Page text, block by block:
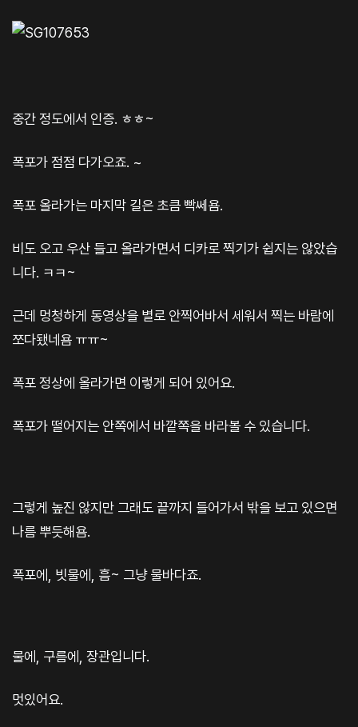
중간 정도에서 인증. ㅎㅎ~
폭포가 점점 다가오죠. ~
폭포 올라가는 마지막 길은 초큼 빡쎄욤.
비도 오고 우산 들고 올라가면서 디카로 찍기가 쉽지는 않았습
니다. ㅋㅋ~
근데 멍청하게 동영상을 별로 안찍어바서 세워서 찍는 바람에
쪼다됐네욤 ㅠㅠ~
폭포 정상에 올라가면 이렇게 되어 있어요.
폭포가 떨어지는 안쪽에서 바깥쪽을 바라볼 수 있습니다.
그렇게 높진 않지만 그래도 끝까지 들어가서 밖을 보고 있으면
나름 뿌듯해욤.
폭포에, 빗물에, 흠~ 그냥 물바다죠.
물에, 구름에, 장관입니다.
멋있어요.